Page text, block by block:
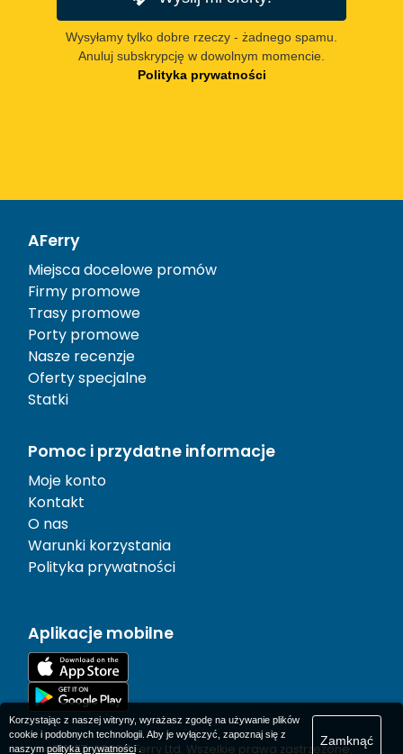
Wysyłamy tylko dobre rzeczy - żadnego spamu.
Anuluj subskrypcję w dowolnym momencie.
Polityka prywatności
AFerry
Miejsca docelowe promów
Firmy promowe
Trasy promowe
Porty promowe
Nasze recenzje
Oferty specjalne
Statki
Pomoc i przydatne informacje
Moje konto
Kontakt
O nas
Warunki korzystania
Polityka prywatności
Aplikacje mobilne
© 1977-2026AFerry Ltd. Wszelkie prawa zastrzeżone.
Korzystając z naszej witryny, wyrażasz zgodę na używanie plików
cookie i podobnych technologii. Aby je wyłączyć, zapoznaj się z
naszym polityka prywatności.
Zamknąć